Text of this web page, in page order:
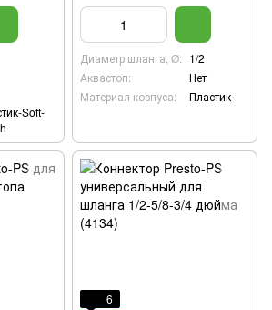
Soft-
Диаметр шланга, Ø: 1/2
Аквастоп:
Нет
Материал корпуса:
Пластик
6